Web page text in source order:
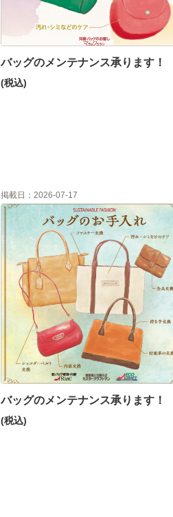
バッグのメンテナンス承ります！
(税込)
掲載日：2026-07-17
バッグのメンテナンス承ります！
(税込)